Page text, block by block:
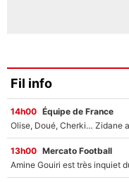
Fil info
14h00 Équipe de France
13h00 Mercato Football